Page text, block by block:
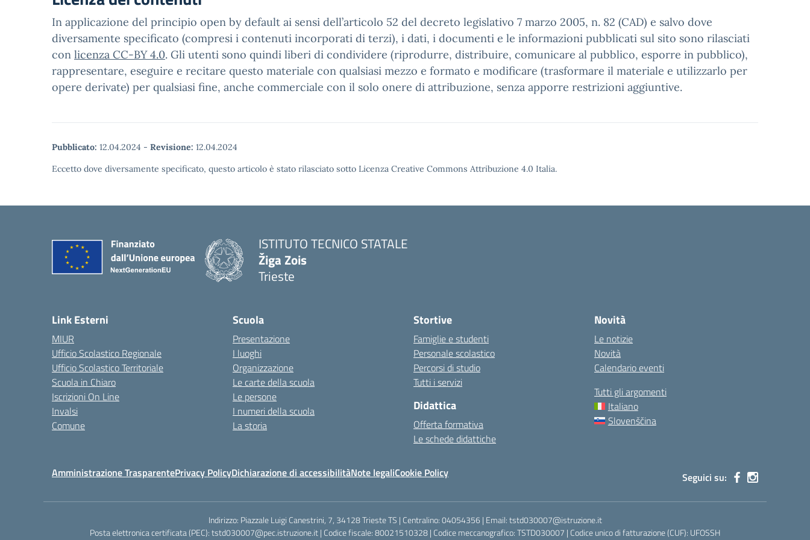
In applicazione del principio open by default ai sensi dell’articolo 52 del decreto legislativo 7 marzo 2005, n. 82 (CAD) e salvo dove
diversamente specificato (compresi i contenuti incorporati di terzi), i dati, i documenti e le informazioni pubblicati sul sito sono rilasciati
con licenza CC-BY 4.0. Gli utenti sono quindi liberi di condividere (riprodurre, distribuire, comunicare al pubblico, esporre in pubblico),
rappresentare, eseguire e recitare questo materiale con qualsiasi mezzo e formato e modificare (trasformare il materiale e utilizzarlo per
opere derivate) per qualsiasi fine, anche commerciale con il solo onere di attribuzione, senza apporre restrizioni aggiuntive.
Pubblicato: 12.04.2024 - Revisione: 12.04.2024
Eccetto dove diversamente specificato, questo articolo è stato rilasciato sotto Licenza Creative Commons Attribuzione 4.0 Italia.
ISTITUTO TECNICO STATALE
Žiga Zois
Trieste
Link Esterni
MIUR
Ufficio Scolastico Regionale
Ufficio Scolastico Territoriale
Scuola in Chiaro
Iscrizioni On Line
Invalsi
Comune
Scuola
Presentazione
I luoghi
Organizzazione
Le carte della scuola
Le persone
I numeri della scuola
La storia
Stortive
Famiglie e studenti
Personale scolastico
Percorsi di studio
Tutti i servizi
Didattica
Offerta formativa
Le schede didattiche
Novità
Le notizie
Novità
Calendario eventi
Tutti gli argomenti
Italiano
Slovenščina
Amministrazione TrasparentePrivacy PolicyDichiarazione di accessibilitàNote legaliCookie Policy Seguici su:
Indirizzo: Piazzale Luigi Canestrini, 7, 34128 Trieste TS | Centralino: 04054356 | Email: tstd030007@istruzione.it
Posta elettronica certificata (PEC): tstd030007@pec.istruzione.it | Codice fiscale: 80021510328 | Codice meccanografico: TSTD030007 | Codice unico di fatturazione (CUF): UFOSSH